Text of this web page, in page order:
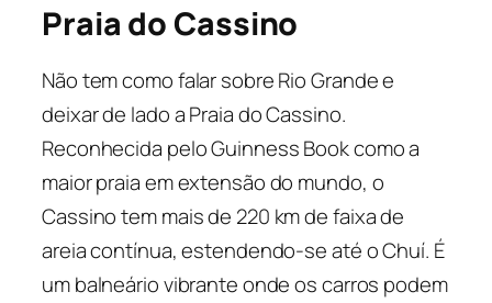
Praia do Cassino
Não tem como falar sobre Rio Grande e
deixar de lado a Praia do Cassino.
Reconhecida pelo Guinness Book como a
maior praia em extensão do mundo, o
Cassino tem mais de 220 km de faixa de
areia contínua, estendendo-se até o Chuí. É
um balneário vibrante onde os carros podem